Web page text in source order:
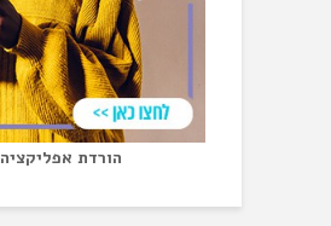
הורדת אפליקציה